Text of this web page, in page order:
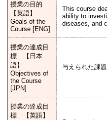
授業の目的
【英語】
Goals of the
Course [ENG]
This course
ability to
diseases, and
授業の達成目
標 【日本
語】
Objectives of
the Course
[JPN]
与えられた課
授業の達成目
標 【英語】